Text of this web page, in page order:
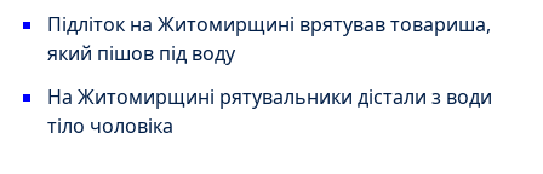
Підліток на Житомирщині врятував товариша,
який пішов під воду
На Житомирщині рятувальники дістали з води
тіло чоловіка